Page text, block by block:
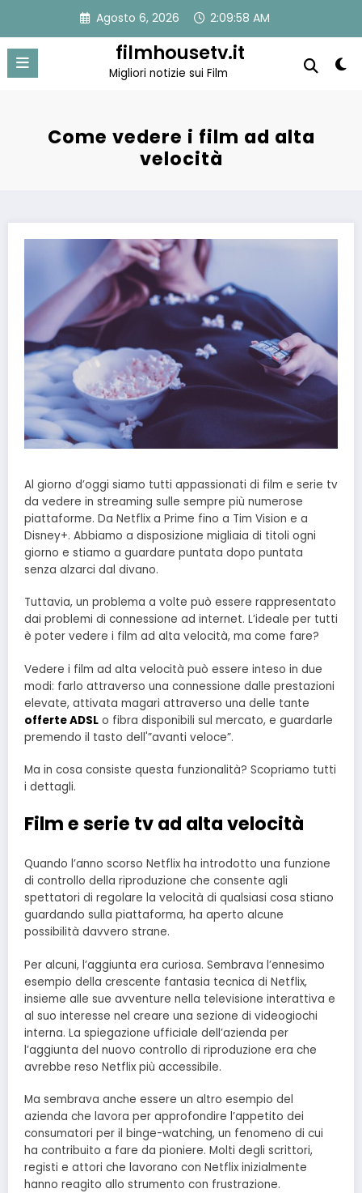
contenuto
Agosto 6, 2026 2:09:59 AM
filmhousetv.it
Migliori notizie sui Film
Come vedere i film ad alta
velocità
Al giorno d’oggi siamo tutti appassionati di film e serie tv
da vedere in streaming sulle sempre più numerose
piattaforme. Da Netflix a Prime fino a Tim Vision e a
Disney+. Abbiamo a disposizione migliaia di titoli ogni
giorno e stiamo a guardare puntata dopo puntata
senza alzarci dal divano.
Tuttavia, un problema a volte può essere rappresentato
dai problemi di connessione ad internet. L’ideale per tutti
è poter vedere i film ad alta velocità, ma come fare?
Vedere i film ad alta velocità può essere inteso in due
modi: farlo attraverso una connessione dalle prestazioni
elevate, attivata magari attraverso una delle tante
offerte ADSL o fibra disponibili sul mercato, e guardarle
premendo il tasto dell'”avanti veloce”.
Ma in cosa consiste questa funzionalità? Scopriamo tutti
i dettagli.
Film e serie tv ad alta velocità
Quando l’anno scorso Netflix ha introdotto una funzione
di controllo della riproduzione che consente agli
spettatori di regolare la velocità di qualsiasi cosa stiano
guardando sulla piattaforma, ha aperto alcune
possibilità davvero strane.
Per alcuni, l’aggiunta era curiosa. Sembrava l’ennesimo
esempio della crescente fantasia tecnica di Netflix,
insieme alle sue avventure nella televisione interattiva e
al suo interesse nel creare una sezione di videogiochi
interna. La spiegazione ufficiale dell’azienda per
l’aggiunta del nuovo controllo di riproduzione era che
avrebbe reso Netflix più accessibile.
Ma sembrava anche essere un altro esempio del
azienda che lavora per approfondire l’appetito dei
consumatori per il binge-watching, un fenomeno di cui
ha contribuito a fare da pioniere. Molti degli scrittori,
registi e attori che lavorano con Netflix inizialmente
hanno reagito allo strumento con frustrazione.